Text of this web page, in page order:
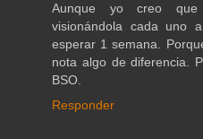
Aunque yo creo que
visionándola cada uno
esperar 1 semana.
nota algo de diferencia.
BSO.
Responder